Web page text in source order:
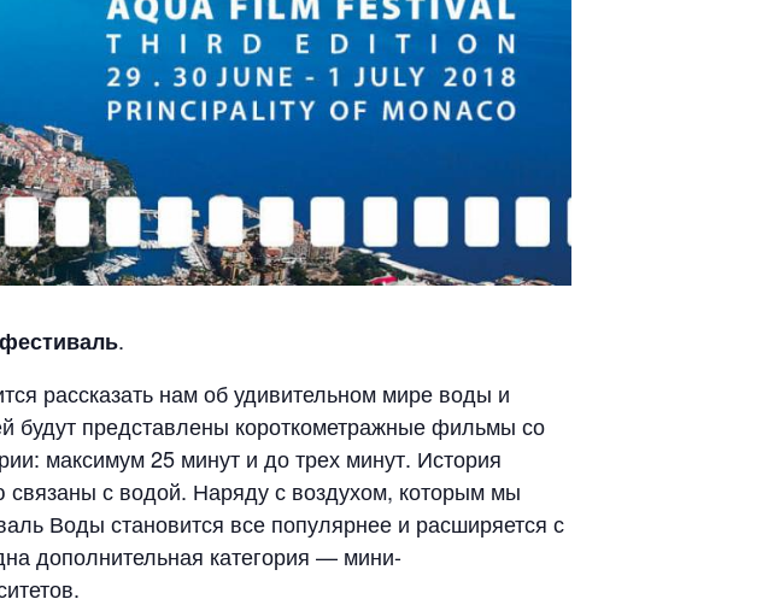
.
рассказать нам об удивительном мире воды и
будут представлены короткометражные фильмы со
максимум 25 минут и до трех минут. История
с водой. Наряду с воздухом, которым мы
Воды становится все популярнее и расширяется с
дополнительная категория — мини-